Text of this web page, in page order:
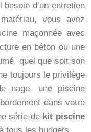
d’un entretien
vous avez
maçonnée avec
en béton ou une
quel que soit son
toujours le privilège
nage, une piscine
dans votre
série de kit piscine